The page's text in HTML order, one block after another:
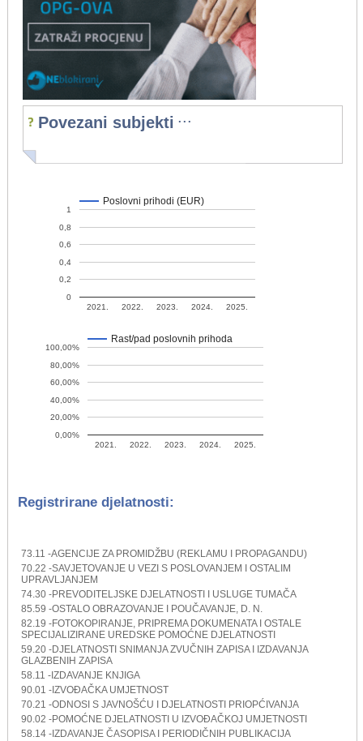
Povezani subjekti ...
Poslovni prihodi (EUR)
2021. 2022. 2023. 2024. 2025.
0
0,2
0,4
0,6
0,8
1
Rast/pad poslovnih prihoda
2021. 2022. 2023. 2024. 2025.
0,00%
20,00%
40,00%
60,00%
80,00%
100,00%
Registrirane djelatnosti:
73.11 -AGENCIJE ZA PROMIDŽBU (REKLAMU I PROPAGANDU)
70.22 -SAVJETOVANJE U VEZI S POSLOVANJEM I OSTALIM
UPRAVLJANJEM
74.30 -PREVODITELJSKE DJELATNOSTI I USLUGE TUMAČA
85.59 -OSTALO OBRAZOVANJE I POUČAVANJE, D. N.
82.19 -FOTOKOPIRANJE, PRIPREMA DOKUMENATA I OSTALE
SPECIJALIZIRANE UREDSKE POMOĆNE DJELATNOSTI
59.20 -DJELATNOSTI SNIMANJA ZVUČNIH ZAPISA I IZDAVANJA
GLAZBENIH ZAPISA
58.11 -IZDAVANJE KNJIGA
90.01 -IZVOĐAČKA UMJETNOST
70.21 -ODNOSI S JAVNOŠĆU I DJELATNOSTI PRIOPĆIVANJA
90.02 -POMOĆNE DJELATNOSTI U IZVOĐAČKOJ UMJETNOSTI
58.14 -IZDAVANJE ČASOPISA I PERIODIČNIH PUBLIKACIJA